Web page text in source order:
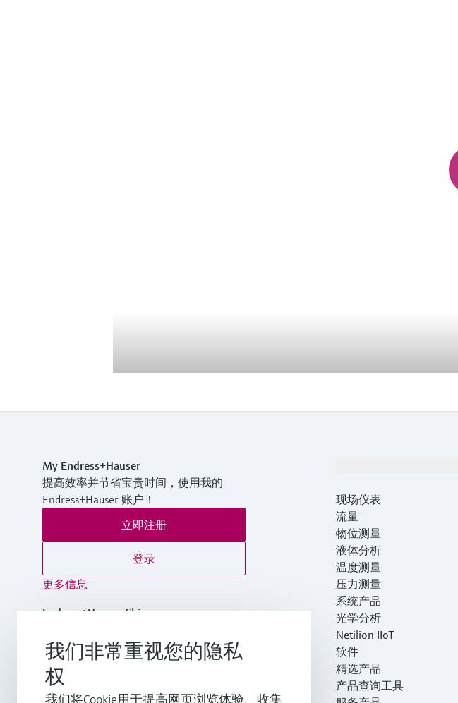
My Endress+Hauser
提高效率并节省宝贵时间，使用我的
Endress+Hauser 账户！
立即注册
登录
更多信息
Endress+Hauser China
+86-21-2403 9600
现场仪表
流量
物位测量
液体分析
温度测量
压力测量
系统产品
光学分析
Netilion IIoT
软件
精选产品
产品查询工具
我们非常重视您的隐私
权
我们将Cookie用于提高网页浏览体验、收集